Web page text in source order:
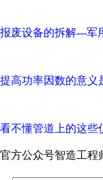
报废设备的拆解---军
提高功率因数的意义
看不懂管道上的这些
官方公众号智造工程